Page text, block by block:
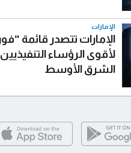
الإمارات
الإمارات تتصدر قائمة
لأقوى الرؤساء
الشرق الأوسط